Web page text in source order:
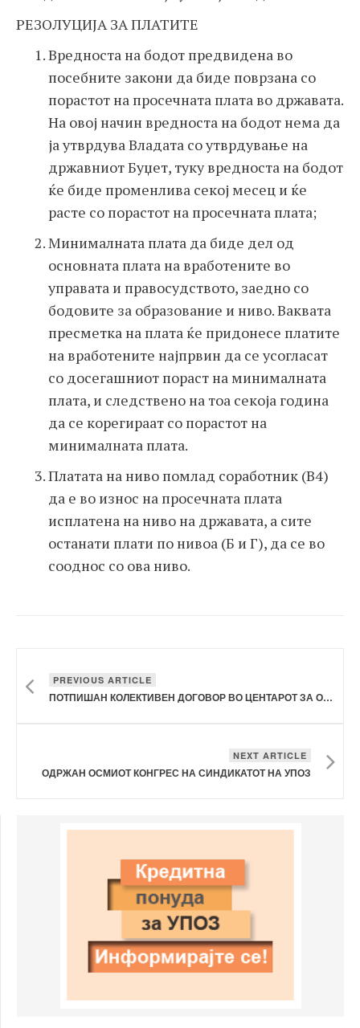
РЕЗОЛУЦИЈА ЗА ПЛАТИТЕ
Вредноста на бодот предвидена во
посебните закони да биде поврзана со
порастот на просечната плата во државата.
На овој начин вредноста на бодот нема да
ја утврдува Владата со утврдување на
државниот Буџет, туку вредноста на бодот
ќе биде променлива секој месец и ќе
расте со порастот на просечната плата;
Минималната плата да биде дел од
основната плата на вработените во
управата и правосудството, заедно со
бодовите за образование и ниво. Ваквата
пресметка на плата ќе придонесе платите
на вработените најпрвин да се усогласат
со досегашниот пораст на минималната
плата, и следствено на тоа секоја година
да се корегираат со порастот на
минималната плата.
Платата на ниво помлад соработник (В4)
да е во износ на просечната плата
исплатена на ниво на државата, а сите
останати плати по нивоа (Б и Г), да се во
сооднос со ова ниво.
PREVIOUS ARTICLE
ПОТПИШАН КОЛЕКТИВЕН ДОГОВОР ВО ЦЕНТАРОТ ЗА ОБРАЗОВАНИЕ НА ВОЗРАСНИТЕ
NEXT ARTICLE
ОДРЖАН ОСМИОТ КОНГРЕС НА СИНДИКАТОТ НА УПОЗ